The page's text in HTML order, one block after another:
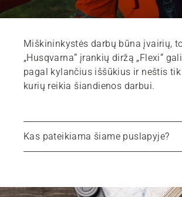
Miškininkystės darbų būna įvairių,
„Husqvarna“ įrankių diržą „Flexi“
pagal kylančius iššūkius ir neštis
kurių reikia šiandienos darbui.
Kas pateikiama šiame puslapyje?
Priedų sistema